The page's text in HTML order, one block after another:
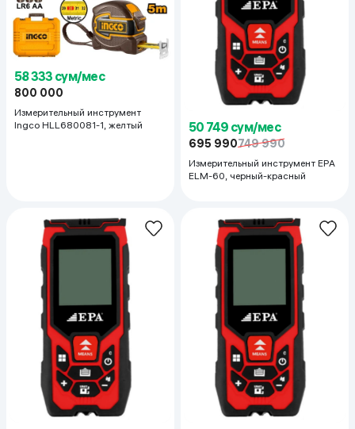
58 333 сум/мес
800 000
Измерительный инструмент
Ingco HLL680081-1, желтый
50 749 сум/мес
695 990749 990
Измерительный инструмент EPA
ELM-60, черный-красный